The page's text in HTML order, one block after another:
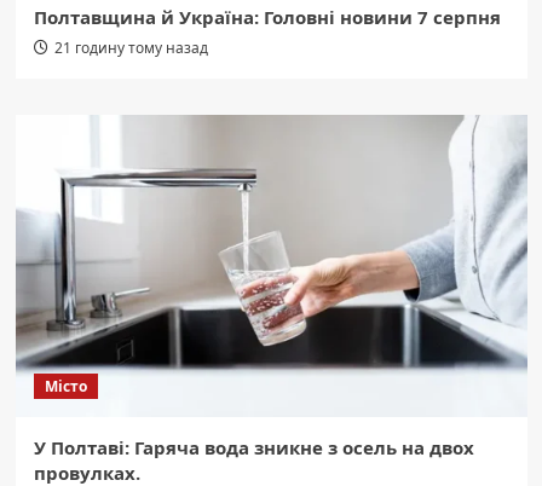
Полтавщина й Україна: Головні новини 7 серпня
21 годину тому назад
Місто
У Полтаві: Гаряча вода зникне з осель на двох
провулках.